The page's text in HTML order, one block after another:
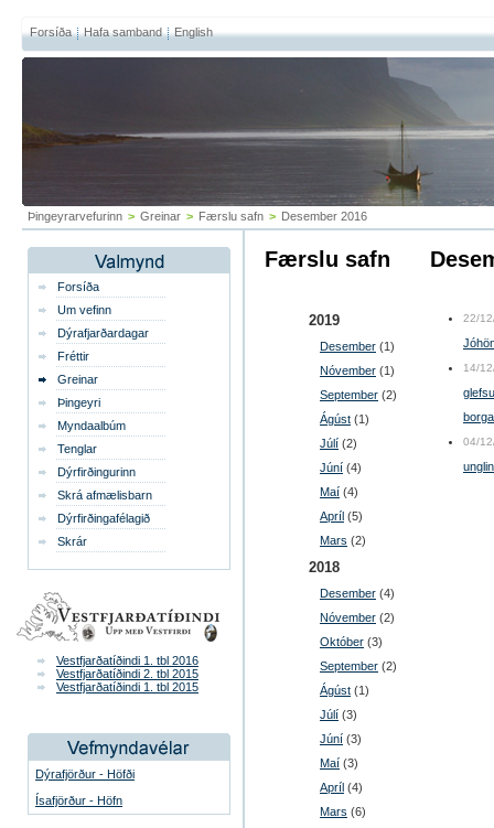
Forsíða Hafa samband English
Þingeyrarvefurinn > Greinar > Færslu safn > Desember 2016
Forsíða
Um vefinn
Dýrafjarðardagar
Fréttir
Greinar
Þingeyri
Myndaalbúm
Tenglar
Dýrfirðingurinn
Skrá afmælisbarn
Dýrfirðingafélagið
Skrár
Vestfjarðatíðindi 1. tbl 2016
Vestfjarðatíðindi 2. tbl 2015
Vestfjarðatíðindi 1. tbl 2015
Dýrafjörður - Höfði
Ísafjörður - Höfn
Færslu safn
2019
Desember (1)
Nóvember (1)
September (2)
Ágúst (1)
Júlí (2)
Júní (4)
Maí (4)
Apríl (5)
Mars (2)
2018
Desember (4)
Nóvember (2)
Október (3)
September (2)
Ágúst (1)
Júlí (3)
Júní (3)
Maí (3)
Apríl (4)
Mars (6)
22/
14/
04/